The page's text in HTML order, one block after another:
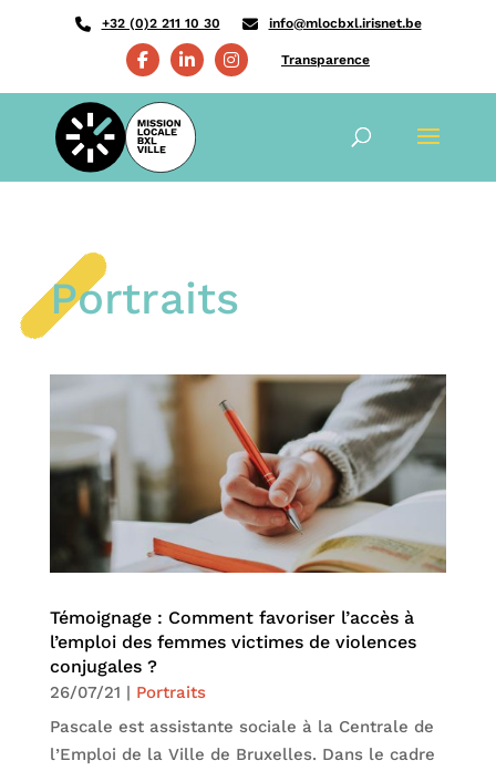
+32 (0)2 211 10 30 info@mlocbxl.irisnet.be
Transparence
Portraits
Témoignage : Comment favoriser l’accès à
l’emploi des femmes victimes de violences
conjugales ?
26/07/21 | Portraits
Pascale est assistante sociale à la Centrale de
l’Emploi de la Ville de Bruxelles. Dans le cadre